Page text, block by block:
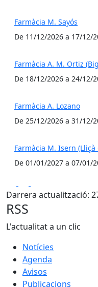
Farmàcia M. Sayós
De 11/12/2026 a 17/12/
Farmàcia A. M. Ortiz
De 18/12/2026 a 24/12/
Farmàcia A. Lozano
De 25/12/2026 a 31/12/
Farmàcia M. Isern (Lliçà
De 01/01/2027 a 07/01/
Darrera actualització:
RSS
L'actualitat a un clic
Notícies
Agenda
Avisos
Publicacions